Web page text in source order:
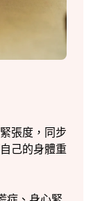
張度，同步
己的身體重